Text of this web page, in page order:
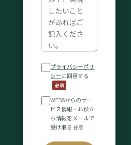
プライバシーポリ
シーに同意する
必須
WEBSからのサー
ビス情報・お役立
ち情報をメールで
受け取る任意